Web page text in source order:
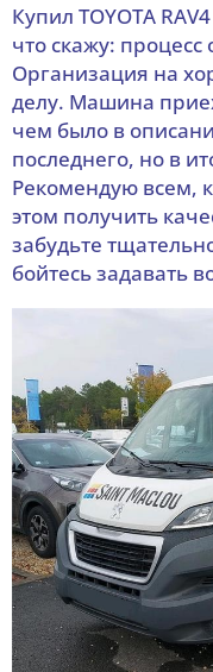
Купил TOYOTA
что скажу:
Организация на
делу. Машина
чем было в
последнего, но в
Рекомендую всем,
этом получить
забудьте
бойтесь задавать